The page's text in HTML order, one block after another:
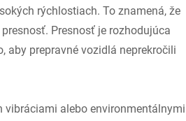
rýchlostiach. To znamená, že
Presnosť je rozhodujúca
aby prepravné vozidlá neprekročili
alebo environmentálnymi